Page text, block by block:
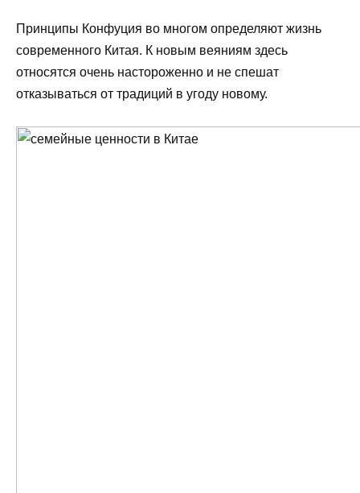
Принципы Конфуция во многом определяют жизнь
современного Китая. К новым веяниям здесь
относятся очень настороженно и не спешат
отказываться от традиций в угоду новому.